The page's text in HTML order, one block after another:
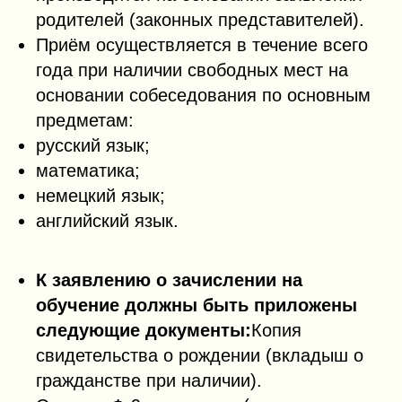
родителей (законных представителей).
Приём осуществляется в течение всего
года при наличии свободных мест на
основании собеседования по основным
предметам:
русский язык;
математика;
немецкий язык;
английский язык.
К заявлению о зачислении на
обучение должны быть приложены
следующие документы:Копия
свидетельства о рождении (вкладыш о
гражданстве при наличии).